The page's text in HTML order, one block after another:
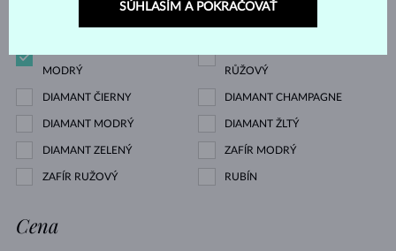
MODRÝ RŮŽOVÝ
DIAMANT ČIERNY DIAMANT CHAMPAGNE
DIAMANT MODRÝ DIAMANT ŽLTÝ
DIAMANT ZELENÝ ZAFÍR MODRÝ
ZAFÍR RUŽOVÝ RUBÍN
Cena
SÚHLASÍM A POKRAČOVAŤ